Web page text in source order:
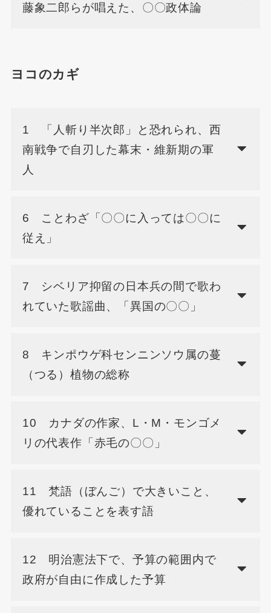
藤象二郎らが唱えた、〇〇政体論
ヨコのカギ
1 「人斬り半次郎」と恐れられ、西
南戦争で自刃した幕末・維新期の軍
人
6 ことわざ「〇〇に入っては〇〇に
従え」
7 シベリア抑留の日本兵の間で歌わ
れていた歌謡曲、「異国の〇〇」
8 キンポウゲ科センニンソウ属の蔓
（つる）植物の総称
10 カナダの作家、L・M・モンゴメ
リの代表作「赤毛の〇〇」
11 梵語（ぼんご）で大きいこと、
優れていることを表す語
12 明治憲法下で、予算の範囲内で
政府が自由に作成した予算